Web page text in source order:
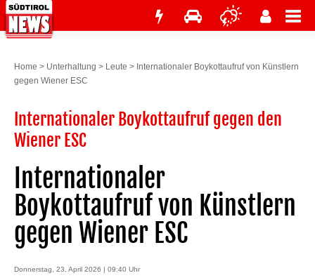
Home > Unterhaltung > Leute > Internationaler Boykottaufruf von Künstlern
gegen Wiener ESC
Internationaler Boykottaufruf gegen den
Wiener ESC
Internationaler
Boykottaufruf von Künstlern
gegen Wiener ESC
Donnerstag, 23. April 2026 | 09:40 Uhr